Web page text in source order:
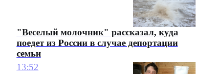
"Веселый молочник" рассказал, куда
поедет из России в случае депортации
семьи
13:52